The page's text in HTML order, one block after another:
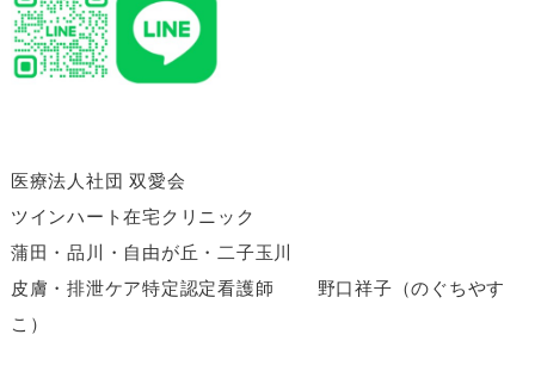
医療法人社団 双愛会
ツインハート在宅クリニック
蒲田・品川・自由が丘・二子玉川
皮膚・排泄ケア特定認定看護師 野口祥子（のぐちやす
こ）